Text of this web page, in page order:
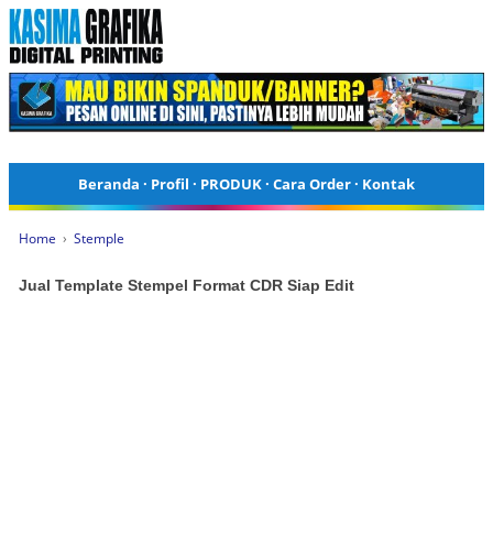
Beranda · Profil · PRODUK· Cara Order· Kontak
Home › Stemple
Jual Template Stempel Format CDR Siap Edit